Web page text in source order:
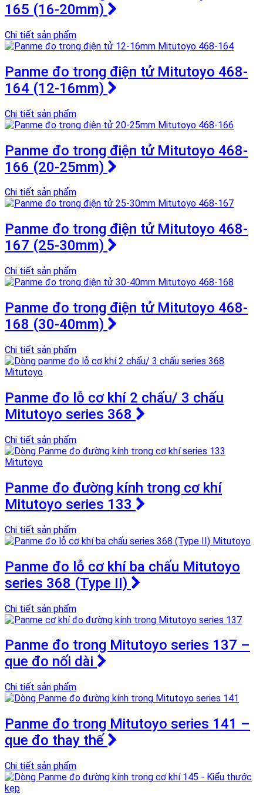
165 (16-20mm)
Chi tiết sản phẩm
Panme đo trong điện tử Mitutoyo 468-
164 (12-16mm)
Chi tiết sản phẩm
Panme đo trong điện tử Mitutoyo 468-
166 (20-25mm)
Chi tiết sản phẩm
Panme đo trong điện tử Mitutoyo 468-
167 (25-30mm)
Chi tiết sản phẩm
Panme đo trong điện tử Mitutoyo 468-
168 (30-40mm)
Chi tiết sản phẩm
Panme đo lỗ cơ khí 2 chấu/ 3 chấu
Mitutoyo series 368
Chi tiết sản phẩm
Panme đo đường kính trong cơ khí
Mitutoyo series 133
Chi tiết sản phẩm
Panme đo lỗ cơ khí ba chấu Mitutoyo
series 368 (Type II)
Chi tiết sản phẩm
Panme đo trong Mitutoyo series 137 –
que đo nối dài
Chi tiết sản phẩm
Panme đo trong Mitutoyo series 141 –
que đo thay thế
Chi tiết sản phẩm